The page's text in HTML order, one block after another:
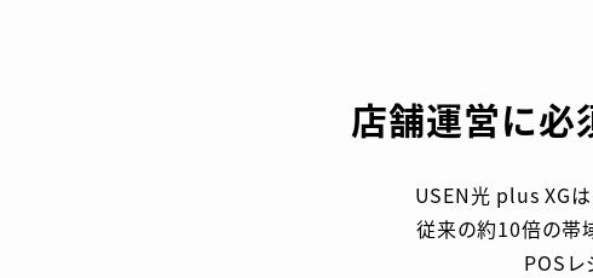
店舗運営に
USEN光 plus XG
従来の約10倍の帯
POS